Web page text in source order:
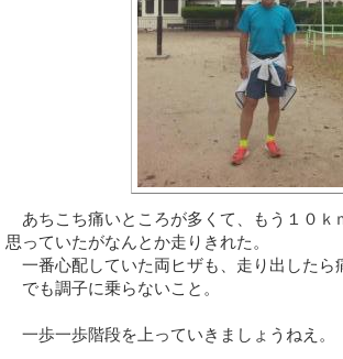
あちこち痛いところが多くて、もう１０ｋ
思っていたがなんとか走りきれた。
一番心配していた両ヒザも、走り出したら
でも調子に乗らないこと。
一歩一歩階段を上っていきましょうねえ。